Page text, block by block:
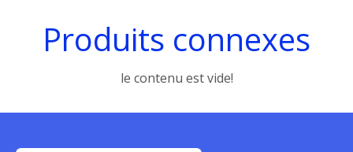
Produits connexes
le contenu est vide!